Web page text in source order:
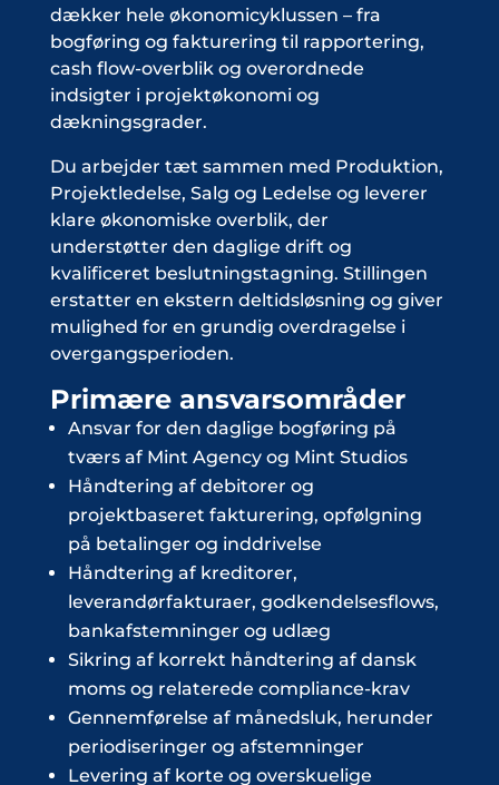
dækker hele økonomicyklussen – fra
bogføring og fakturering til rapportering,
cash flow-overblik og overordnede
indsigter i projektøkonomi og
dækningsgrader.
Du arbejder tæt sammen med Produktion,
Projektledelse, Salg og Ledelse og leverer
klare økonomiske overblik, der
understøtter den daglige drift og
kvalificeret beslutningstagning. Stillingen
erstatter en ekstern deltidsløsning og giver
mulighed for en grundig overdragelse i
overgangsperioden.
Primære ansvarsområder
Ansvar for den daglige bogføring på
tværs af Mint Agency og Mint Studios
Håndtering af debitorer og
projektbaseret fakturering, opfølgning
på betalinger og inddrivelse
Håndtering af kreditorer,
leverandørfakturaer, godkendelsesflows,
bankafstemninger og udlæg
Sikring af korrekt håndtering af dansk
moms og relaterede compliance-krav
Gennemførelse af månedsluk, herunder
periodiseringer og afstemninger
Levering af korte og overskuelige